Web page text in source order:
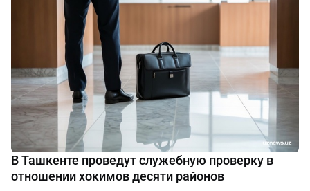
В Ташкенте проведут служебную проверку в
отношении хокимов десяти районов